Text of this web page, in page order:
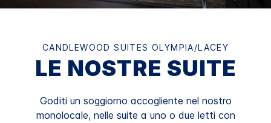
CANDLEWOOD SUITES OLYMPIA/LACEY
LE NOSTRE SUITE
Goditi un soggiorno accogliente nel nostro
monolocale, nelle suite a uno o due letti con